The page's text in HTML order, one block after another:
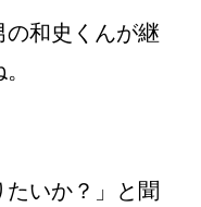
和史くんが継
いか？」と聞